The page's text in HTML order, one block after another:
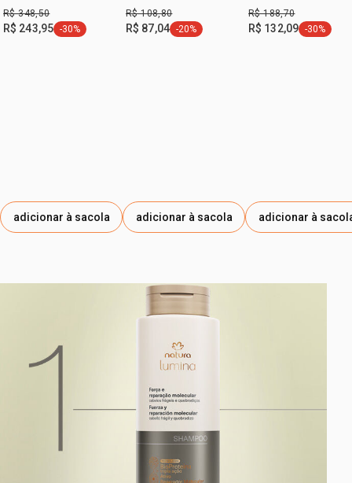
R$ 348,50
R$ 243,95 etiqueta -30%
-30%
adicionar à sacola
Molecular (2 produtos)
R$ 108,80
R$ 87,04 etiqueta -20%
-20%
adicionar à sacola
e Reparação
Molecular (3
R$ 188,70
R$ 132,09 etiqueta -
-30%
adicionar à